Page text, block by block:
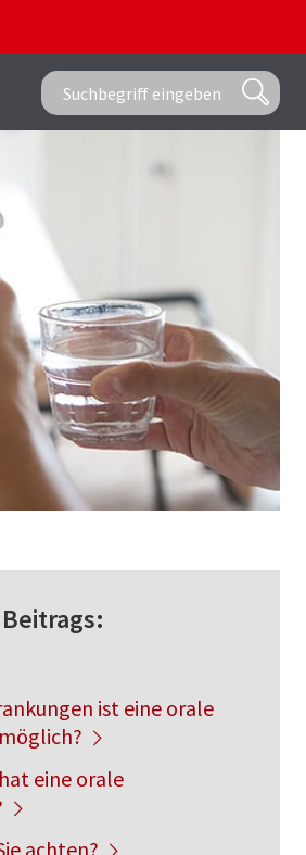
ist eine orale
eine orale
achten?